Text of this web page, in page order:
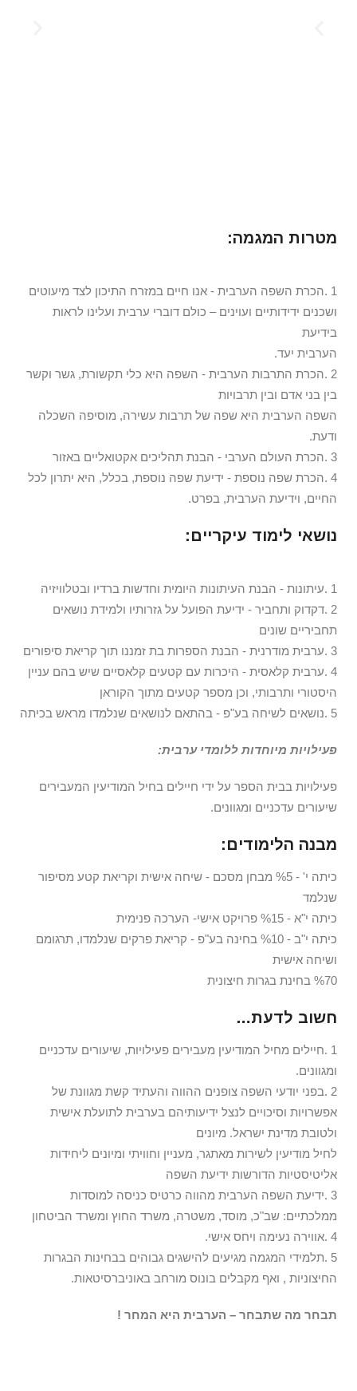
מטרות המגמה:
1 .הכרת השפה הערבית - אנו חיים במזרח התיכון לצד מיעוטים
ושכנים ידידותיים ועוינים – כולם דוברי ערבית ועלינו לראות
בידיעת
הערבית יעד.
2 .הכרת התרבות הערבית - השפה היא כלי תקשורת, גשר וקשר
בין בני אדם ובין תרבויות
השפה הערבית היא שפה של תרבות עשירה, מוסיפה השכלה
ודעת.
3 .הכרת העולם הערבי - הבנת תהליכים אקטואליים באזור
4 .הכרת שפה נוספת - ידיעת שפה נוספת, בכלל, היא יתרון לכל
החיים, וידיעת הערבית, בפרט.
נושאי לימוד עיקריים:
1 .עיתונות - הבנת העיתונות היומית וחדשות ברדיו ובטלוויזיה
2 .דקדוק ותחביר - ידיעת הפועל על גזרותיו ולמידת נושאים
תחביריים שונים
3 .ערבית מודרנית - הבנת הספרות בת זמננו תוך קריאת סיפורים
4 .ערבית קלאסית - היכרות עם קטעים קלאסיים שיש בהם עניין
היסטורי ותרבותי, וכן מספר קטעים מתוך הקוראן
5 .נושאים לשיחה בע"פ - בהתאם לנושאים שנלמדו מראש בכיתה
פעילויות מיוחדות ללומדי ערבית:
פעילויות בבית הספר על ידי חיילים בחיל המודיעין המעבירים
שיעורים עדכניים ומגוונים.
מבנה הלימודים:
כיתה י' - %5 מבחן מסכם - שיחה אישית וקריאת קטע מסיפור
שנלמד
כיתה י"א - %15 פרויקט אישי- הערכה פנימית
כיתה י"ב - %10 בחינה בע"פ - קריאת פרקים שנלמדו, תרגומם
ושיחה אישית
%70 בחינת בגרות חיצונית
חשוב לדעת…
1 .חיילים מחיל המודיעין מעבירים פעילויות, שיעורים עדכניים
ומגוונים.
2 .בפני יודעי השפה צופנים ההווה והעתיד קשת מגוונת של
אפשרויות וסיכויים לנצל ידיעותיהם בערבית לתועלת אישית
ולטובת מדינת ישראל. מיונים
לחיל מודיעין לשירות מאתגר, מעניין וחוויתי ומיונים ליחידות
אליטיסטיות הדורשות ידיעת השפה
3 .ידיעת השפה הערבית מהווה כרטיס כניסה למוסדות
ממלכתיים: שב"כ, מוסד, משטרה, משרד החוץ ומשרד הביטחון
4 .אווירה נעימה ויחס אישי.
5 .תלמידי המגמה מגיעים להישגים גבוהים בבחינות הבגרות
החיצוניות , ואף מקבלים בונוס מורחב באוניברסיטאות.
תבחר מה שתבחר – הערבית היא המחר !